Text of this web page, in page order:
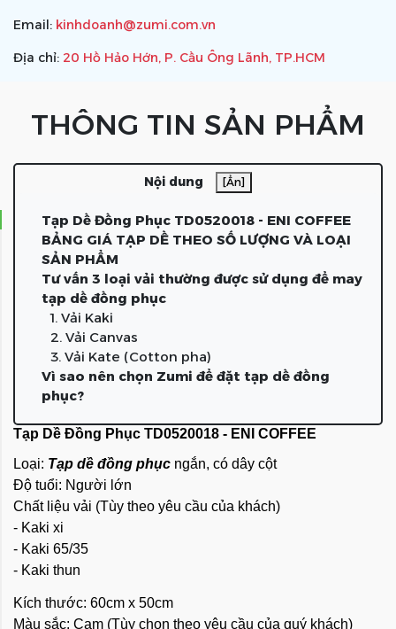
Email: kinhdoanh@zumi.com.vn
Địa chỉ: 20 Hồ Hảo Hớn, P. Cầu Ông Lãnh, TP.HCM
THÔNG TIN SẢN PHẨM
Nội dung [Ẩn]
Tạp Dề Đồng Phục TD0520018 - ENI COFFEE
BẢNG GIÁ TẠP DỀ THEO SỐ LƯỢNG VÀ LOẠI
SẢN PHẨM
Tư vấn 3 loại vải thường được sử dụng để may
tạp dề đồng phục
1. Vải Kaki
2. Vải Canvas
3. Vải Kate (Cotton pha)
Vì sao nên chọn Zumi để đặt tạp dề đồng
phục?
Tạp Dề Đồng Phục TD0520018 - ENI COFFEE
Loại: Tạp dề đồng phục ngắn, có dây cột
Độ tuổi: Người lớn
Chất liệu vải (Tùy theo yêu cầu của khách)
- Kaki xi
- Kaki 65/35
- Kaki thun
Kích thước: 60cm x 50cm
Màu sắc: Cam (Tùy chọn theo yêu cầu của quý khách)